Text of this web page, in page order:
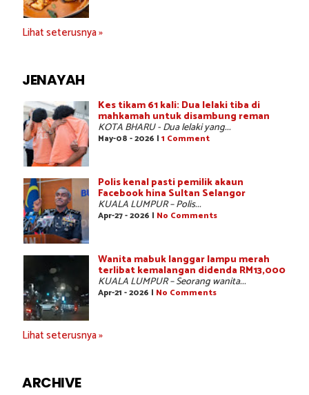
Lihat seterusnya »
JENAYAH
Kes tikam 61 kali: Dua lelaki tiba di
mahkamah untuk disambung reman
KOTA BHARU - Dua lelaki yang...
May-08 - 2026 | 1 Comment
Polis kenal pasti pemilik akaun
Facebook hina Sultan Selangor
KUALA LUMPUR – Polis...
Apr-27 - 2026 | No Comments
Wanita mabuk langgar lampu merah
terlibat kemalangan didenda RM13,000
KUALA LUMPUR – Seorang wanita...
Apr-21 - 2026 | No Comments
Lihat seterusnya »
ARCHIVE